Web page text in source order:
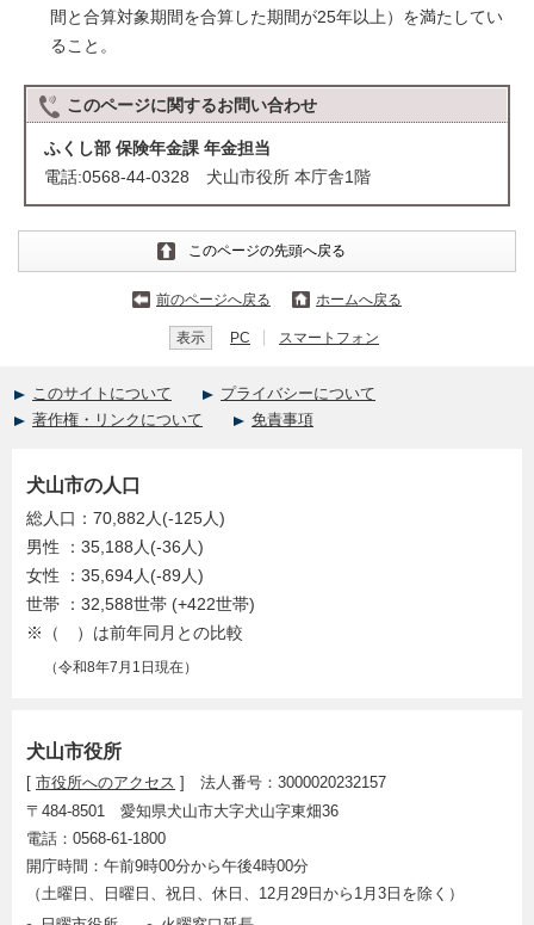
間と合算対象期間を合算した期間が25年以上）を満たしてい
ること。
このページに関するお問い合わせ
ふくし部 保険年金課 年金担当
電話:0568-44-0328 犬山市役所 本庁舎1階
このページの先頭へ戻る
前のページへ戻る ホームへ戻る
表示 PC スマートフォン
このサイトについて
プライバシーについて
著作権・リンクについて
免責事項
犬山市役所
[ 市役所へのアクセス ] 法人番号：3000020232157
〒484-8501 愛知県犬山市大字犬山字東畑36
電話：0568-61-1800
開庁時間：午前9時00分から午後4時00分
（土曜日、日曜日、祝日、休日、12月29日から1月3日を除く）
犬山市の人口
総人口：70,882人(-125人)
男性 ：35,188人(-36人)
女性 ：35,694人(-89人)
世帯 ：32,588世帯 (+422世帯)
※（ ）は前年同月との比較
（令和8年7月1日現在）